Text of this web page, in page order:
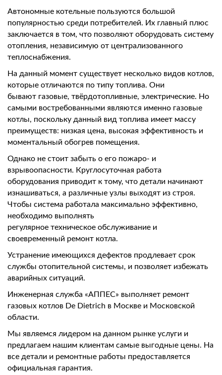
Автономные котельные пользуются большой
популярностью среди потребителей. Их главный плюс
заключается в том, что позволяют оборудовать систему
отопления, независимую от централизованного
теплоснабжения.
На данный момент существует несколько видов котлов,
которые отличаются по типу топлива. Они
бывают газовые, твёрдотопливные, электрические. Но
самыми востребованными являются именно газовые
котлы, поскольку данный вид топлива имеет массу
преимуществ: низкая цена, высокая эффективность и
моментальный обогрев помещения.
Однако не стоит забыть о его пожаро- и
взрывоопасности. Круглосуточная работа
оборудования приводит к тому, что детали начинают
изнашиваться, а различные узлы выходят из строя.
Чтобы система работала максимально эффективно,
необходимо выполнять
регулярное техническое обслуживание и
своевременный ремонт котла.
Устранение имеющихся дефектов продлевает срок
службы отопительной системы, и позволяет избежать
аварийных ситуаций.
Инженерная служба «АППЕС» выполняет ремонт
газовых котлов De Dietrich в Москве и Московской
области.
Мы являемся лидером на данном рынке услуги и
предлагаем нашим клиентам самые выгодные цены. На
все детали и ремонтные работы предоставляется
официальная гарантия.